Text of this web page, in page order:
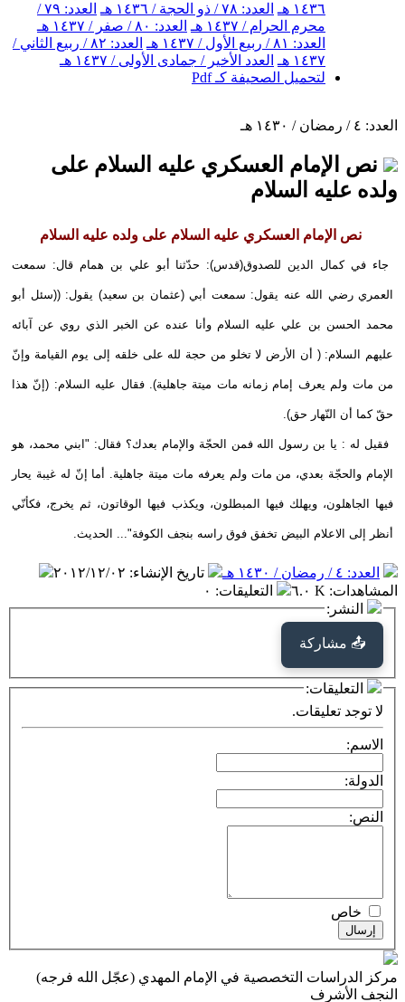
١٤٣٦ هـ
العدد: ٧٨ / ذو الحجة / ١٤٣٦ هـ
العدد: ٧٩ /
محرم الحرام / ١٤٣٧ هـ
العدد: ٨٠ / صفر / ١٤٣٧ هـ
العدد: ٨١ / ربيع الأول / ١٤٣٧ هـ
العدد: ٨٢ / ربيع الثاني /
١٤٣٧ هـ
العدد الأخير / جمادى الأولى / ١٤٣٧ هـ
لتحميل الصحيفة كـ Pdf
العدد: ٤ / رمضان / ١٤٣٠ هـ
نص الإمام العسكري عليه السلام على
ولده عليه السلام
نص الإمام العسكري عليه السلام على ولده عليه السلام
جاء في كمال الدين للصدوق(قدس): حدّثنا أبو علي بن همام قال: سمعت
العمري رضي الله عنه يقول: سمعت أبي (عثمان بن سعيد) يقول: ((سئل أبو
محمد الحسن بن علي عليه السلام وأنا عنده عن الخبر الذي روي عن آبائه
عليهم السلام: ( أن الأرض لا تخلو من حجة لله على خلقه إلى يوم القيامة وإنّ
من مات ولم يعرف إمام زمانه مات ميتة جاهلية). فقال عليه السلام: (إنّ هذا
حقّ كما أن النّهار حق).
فقيل له : يا بن رسول الله فمن الحجّة والإمام بعدك؟ فقال: "ابني محمد، هو
الإمام والحجّة بعدي، من مات ولم يعرفه مات ميتة جاهلية. أما إنّ له غيبة يحار
فيها الجاهلون، ويهلك فيها المبطلون، ويكذب فيها الوقاتون، ثم يخرج، فكأنّي
أنظر إلى الاعلام البيض تخفق فوق راسه بنجف الكوفة"... الحديث.
العدد: ٤ / رمضان / ١٤٣٠ هـ تاريخ الإنشاء: ٢٠١٢/١٢/٠٢
المشاهدات: ٦.٠ K التعليقات: ٠
النشر:
📤 مشاركة
التعليقات:
لا توجد تعليقات.
الاسم:
الدولة:
النص:
خاص
إرسال
مركز الدراسات التخصصية في الإمام المهدي (عجّل الله فرجه)
النجف الأشرف